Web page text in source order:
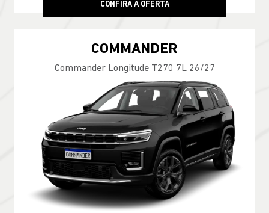
CONFIRA A OFERTA
COMMANDER
Commander Longitude T270 7L 26/27